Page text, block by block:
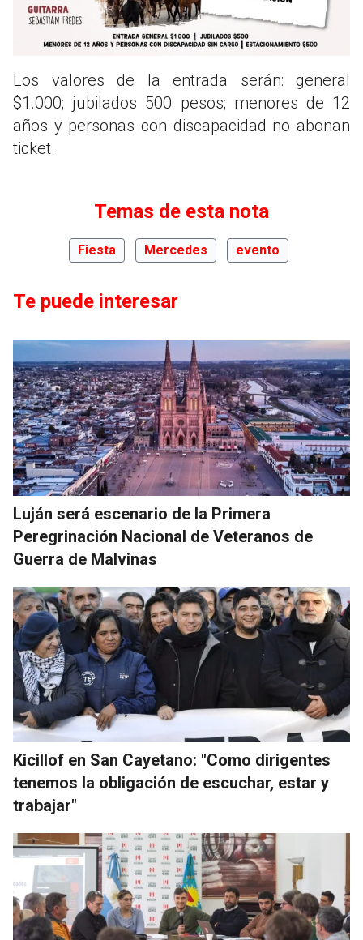
Los valores de la entrada serán: general
$1.000; jubilados 500 pesos; menores de 12
años y personas con discapacidad no abonan
ticket.
Temas de esta nota
Fiesta Mercedes evento
Te puede interesar
Luján será escenario de la Primera
Peregrinación Nacional de Veteranos de
Guerra de Malvinas
Kicillof en San Cayetano: "Como dirigentes
tenemos la obligación de escuchar, estar y
trabajar"